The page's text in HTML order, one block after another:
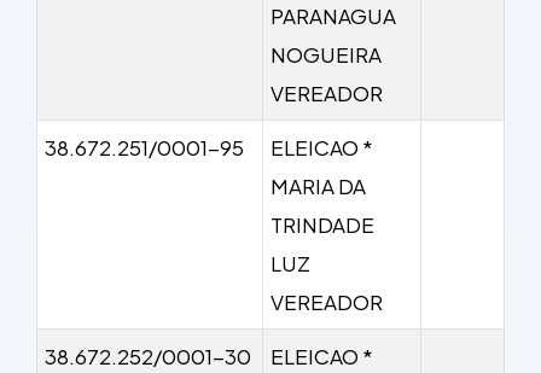
PARANAGUA
NOGUEIRA
VEREADOR
38.672.251/0001-95
ELEICAO *
MARIA DA
TRINDADE
LUZ
VEREADOR
38.672.252/0001-30
ELEICAO *